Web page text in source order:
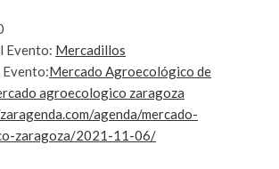
Evento: Mercadillos
Mercado Agroecológico de
agroecologico zaragoza
agenda/mercado-
zaragoza/2021-11-06/